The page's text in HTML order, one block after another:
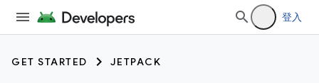
登入
GET STARTED JETPACK